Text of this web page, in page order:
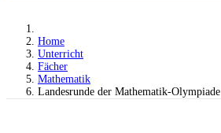
Home
Unterricht
Fächer
Mathematik
Landesrunde der Mathematik-Olympiade